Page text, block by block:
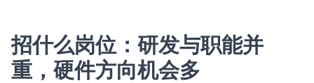
招什么岗位：研发与职能并
重，硬件方向机会多